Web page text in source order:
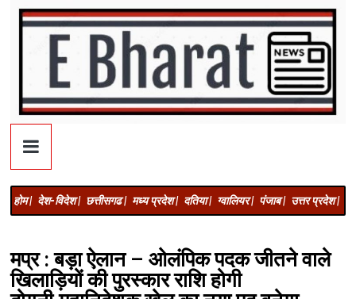
होम | देश-विदेश | छत्तीसगढ | मध्य प्रदेश | दतिया | ग्वालियर | पंजाब | उत्तर प्रदेश |
मप्र : बड़ा ऐलान – ओलंपिक पदक जीतने वाले
खिलाड़ियों की पुरस्कार राशि होगी